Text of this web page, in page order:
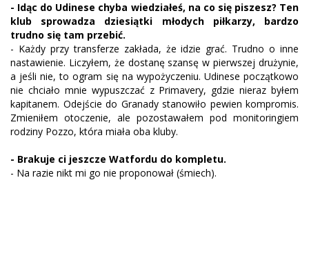
- Idąc do Udinese chyba wiedziałeś, na co się piszesz? Ten
klub sprowadza dziesiątki młodych piłkarzy, bardzo
trudno się tam przebić.
- Każdy przy transferze zakłada, że idzie grać. Trudno o inne
nastawienie. Liczyłem, że dostanę szansę w pierwszej drużynie,
a jeśli nie, to ogram się na wypożyczeniu. Udinese początkowo
nie chciało mnie wypuszczać z Primavery, gdzie nieraz byłem
kapitanem. Odejście do Granady stanowiło pewien kompromis.
Zmieniłem otoczenie, ale pozostawałem pod monitoringiem
rodziny Pozzo, która miała oba kluby.
- Brakuje ci jeszcze Watfordu do kompletu.
- Na razie nikt mi go nie proponował (śmiech).